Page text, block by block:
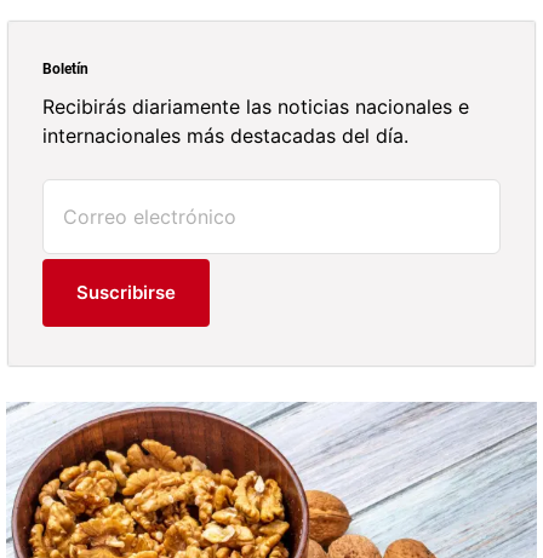
Boletín
Recibirás diariamente las noticias nacionales e
internacionales más destacadas del día.
Suscribirse